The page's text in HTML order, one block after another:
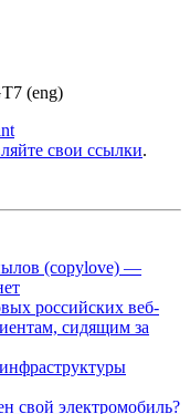
(eng)
свои ссылки.
(copylove) —
российских веб-
сидящим за
свой электромобиль?